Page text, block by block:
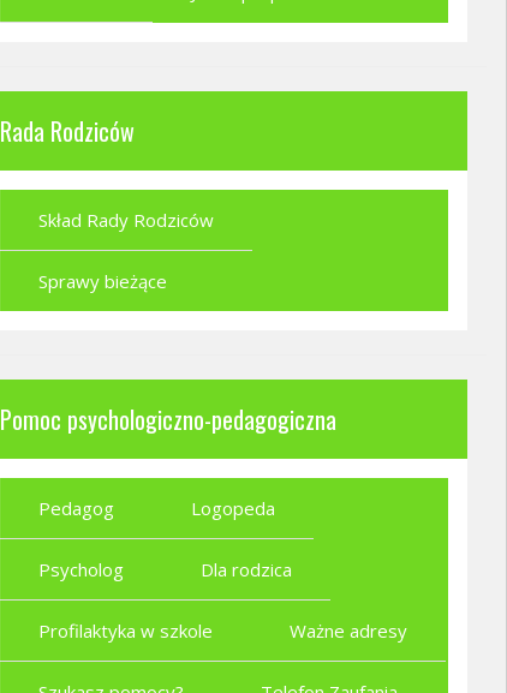
Rada Rodziców
Skład Rady Rodziców
Sprawy bieżące
Pomoc psychologiczno-pedagogiczna
Pedagog Logopeda
Psycholog Dla rodzica
Profilaktyka w szkole Ważne adresy